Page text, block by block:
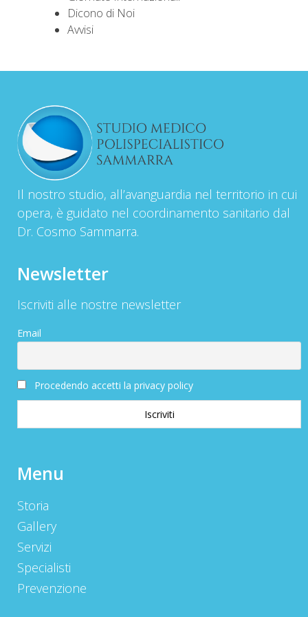
Dicono di Noi
Avvisi
Il nostro studio, all’avanguardia nel territorio in cui
opera, è guidato nel coordinamento sanitario dal
Dr. Cosmo Sammarra.
Newsletter
Iscriviti alle nostre newsletter
Email
Procedendo accetti la privacy policy
Menu
Storia
Gallery
Servizi
Specialisti
Prevenzione